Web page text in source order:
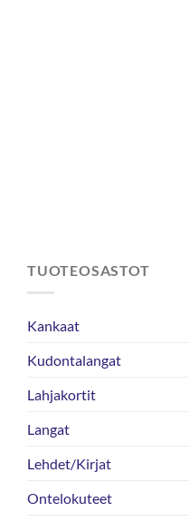
TUOTEOSASTOT
Kankaat
Kudontalangat
Lahjakortit
Langat
Lehdet/Kirjat
Ontelokuteet